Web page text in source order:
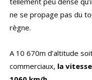
ne se propage pas du
règne.
A 10 670m d’altitude
commerciaux, la